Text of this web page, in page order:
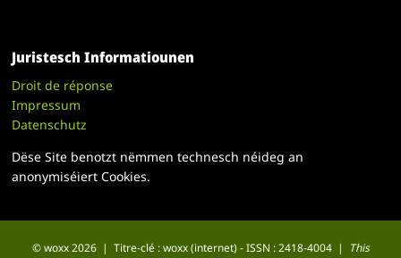
Juristesch Informatiounen
Droit de réponse
Impressum
Datenschutz
Dëse Site benotzt nëmmen technesch néideg an
anonymiséiert Cookies.
© woxx 2026 | Titre-clé : woxx (internet) - ISSN : 2418-4004 | This